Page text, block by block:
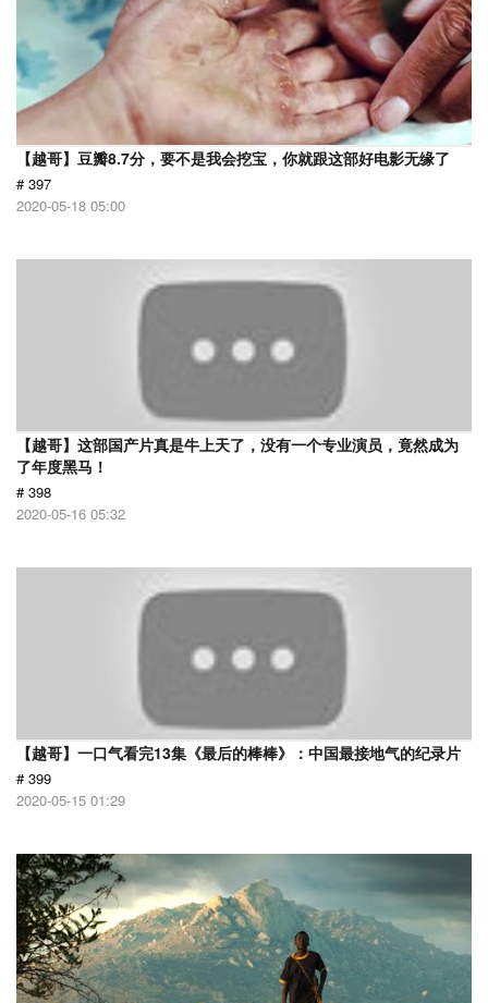
【越哥】豆瓣8.7分，要不是我会挖宝，你就跟这部好电影无缘了
# 397
2020-05-18 05:00
【越哥】这部国产片真是牛上天了，没有一个专业演员，竟然成为
了年度黑马！
# 398
2020-05-16 05:32
【越哥】一口气看完13集《最后的棒棒》：中国最接地气的纪录片
# 399
2020-05-15 01:29